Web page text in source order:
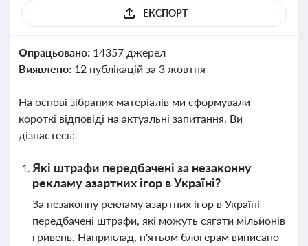
ЕКСПОРТ
Опрацьовано: 14357 джерел
Виявлено: 12 публікацій за 3 жовтня
На основі зібраних матеріалів ми сформували
короткі відповіді на актуальні запитання. Ви
дізнаєтесь:
Які штрафи передбачені за незаконну
рекламу азартних ігор в Україні?
За незаконну рекламу азартних ігор в Україні
передбачені штрафи, які можуть сягати мільйонів
гривень. Наприклад, п'ятьом блогерам виписано